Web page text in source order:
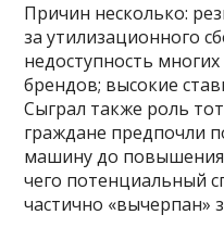
Причин несколько:
за утилизационного
недоступность
брендов; высокие
Сыграл также роль
граждане предпочли
машину до повышения
чего потенциальный
частично «вычерпан»